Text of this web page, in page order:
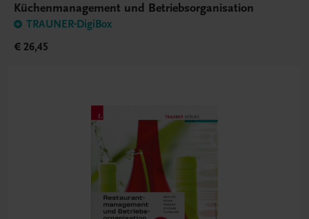
Küchenmanagement und Betriebsorganisation
TRAUNER-DigiBox
€ 26,45